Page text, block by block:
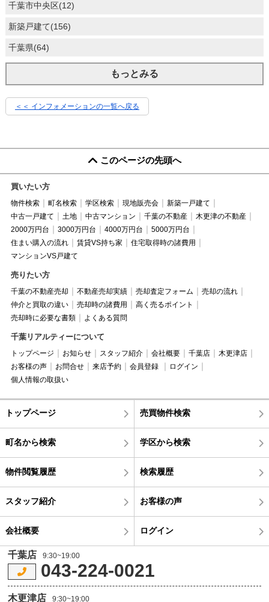
千葉市中央区(12)
新築戸建て(156)
千葉県(64)
もっとみる
＜＜ インフォメーションの一覧へ戻る
このページの先頭へ
買いたい方
物件検索 町名検索 学区検索 現地販売会
新築一戸建て
中古一戸建て
土地 中古マンション 千葉の不動産
木更津の不動産
2000万円台
3000万円台 4000万円台
5000万円台
住まい購入の流れ
賃貸VS持ち家
住宅取得時の諸費用
マンションVS戸建て
売りたい方
千葉の不動産売却 不動産売却実績 売却査定フォーム
売却の流れ
仲介と買取の違い
売却時の諸費用
高く売るポイント
売却時に必要な書類
よくある質問
千葉リアルティーについて
トップページ お知らせ スタッフ紹介 会社概要 千葉店
木更津店
お客様の声
お問合せ 来店予約 会員登録
ログイン
個人情報の取扱い
トップページ 売買物件検索
町名から検索 学区から検索
物件閲覧履歴 検索履歴
スタッフ紹介 お客様の声
会社概要 ログイン
千葉店 9:30~19:00
043-224-0021
木更津店 9:30~19:00